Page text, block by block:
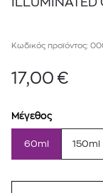
Κωδικός προϊόντος:
17,00 €
Μέγεθος
60ml 150ml